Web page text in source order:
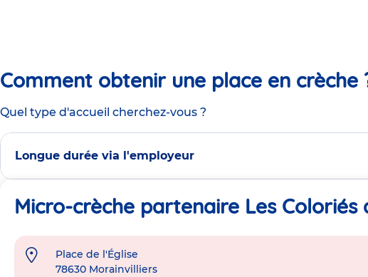
Comment obtenir une place en crèche
Quel type d'accueil cherchez-vous ?
Longue durée via l'employeur
Micro-crèche partenaire Les Coloriés
Adresse
Place de l'Église
78630 Morainvilliers